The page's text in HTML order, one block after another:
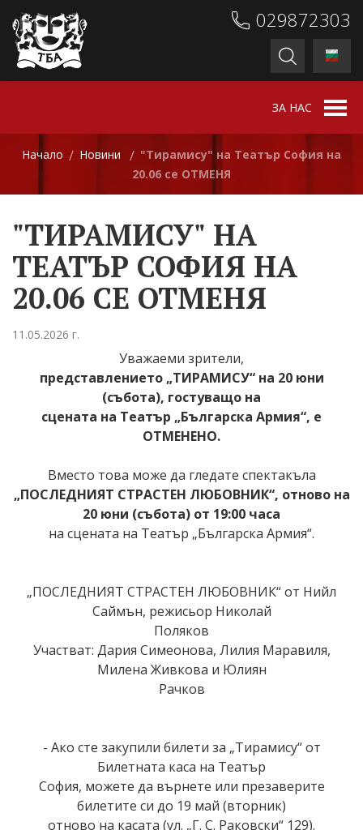
029872303
ЗА НАС
Начало / Новини / "Тирамису" на Театър София на
20.06 се ОТМЕНЯ
"ТИРАМИСУ" НА
ТЕАТЪР СОФИЯ НА
20.06 СЕ ОТМЕНЯ
11.05.2026 г.
Уважаеми зрители,
представлението „ТИРАМИСУ“ на 20 юни
(събота), гостуващо на
сцената на Театър „Българска Армия“, е
ОТМЕНЕНО.
Вместо това може да гледате спектакъла
„ПОСЛЕДНИЯТ СТРАСТЕН ЛЮБОВНИК“, отново на
20 юни (събота) от 19:00 часа
на сцената на Театър „Българска Армия“.
„ПОСЛЕДНИЯТ СТРАСТЕН ЛЮБОВНИК“ от Нийл
Саймън, режисьор Николай
Поляков
Участват: Дария Симеонова, Лилия Маравиля,
Милена Живкова и Юлиян
Рачков
- Ако сте закупили билети за „Тирамису“ от
Билетната каса на Театър
София, можете да върнете или презаверите
билетите си до 19 май (вторник)
отново на касата (ул. „Г. С. Раковски“ 129).